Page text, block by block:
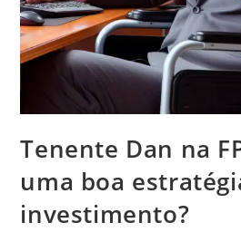
Tenente Dan na
uma boa
investimento?